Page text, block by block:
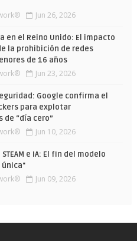
Jun 26, 2026
en el Reino Unido: El impacto
la prohibición de redes
de 16 años
Jun 23, 2026
Google confirma el
para explotar
“día cero”
Jun 10, 2026
e IA: El fin del modelo
Jun 09, 2026